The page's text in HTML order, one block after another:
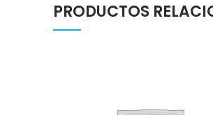
PRODUCTOS